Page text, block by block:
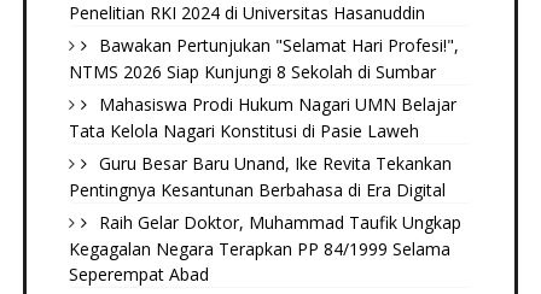
Penelitian RKI 2024 di Universitas Hasanuddin
Bawakan Pertunjukan "Selamat Hari Profesi!",
NTMS 2026 Siap Kunjungi 8 Sekolah di Sumbar
Mahasiswa Prodi Hukum Nagari UMN Belajar
Tata Kelola Nagari Konstitusi di Pasie Laweh ‎
Guru Besar Baru Unand, Ike Revita Tekankan
Pentingnya Kesantunan Berbahasa di Era Digital
Raih Gelar Doktor, Muhammad Taufik Ungkap
Kegagalan Negara Terapkan PP 84/1999 Selama
Seperempat Abad